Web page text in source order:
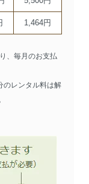
1,464円
、毎月のお支払
のレンタル料は解